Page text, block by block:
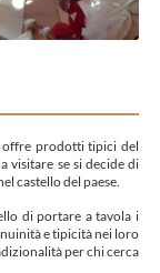
offre prodotti tipici del
visitare se si decide di
castello del paese.
di portare a tavola i
e tipicità nei loro
per chi cerca